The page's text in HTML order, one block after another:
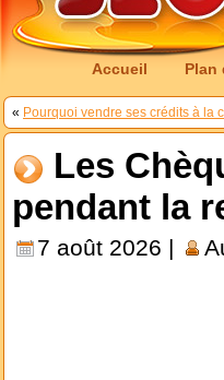
Accueil Plan
« Pourquoi vendre ses crédits à la
Les
pendant la
7 août 2026 |